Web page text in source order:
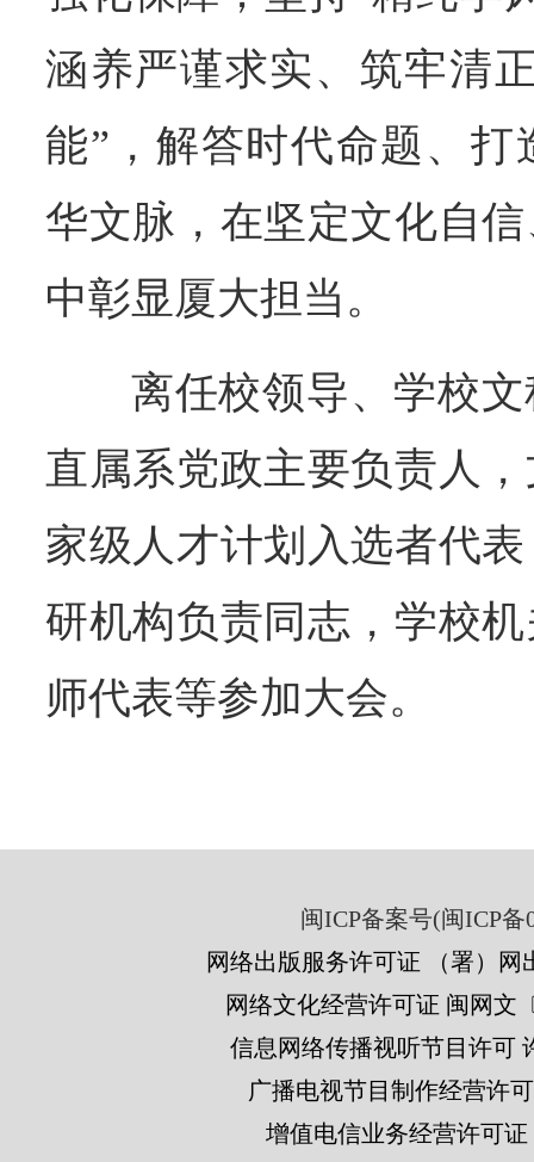
涵养严谨求实、筑牢清
能”，解答时代命题、
华文脉，在坚定文化自
中彰显厦大担当。
离任校领导、学校
直属系党政主要负责人
家级人才计划入选者代
研机构负责同志，学校
师代表等参加大会。
闽ICP备案号(闽ICP备
网络出版服务许可证 （署）网
网络文化经营许可证 闽网文
信息网络传播视听节目许可
广播电视节目制作经营许
增值电信业务经营许可证